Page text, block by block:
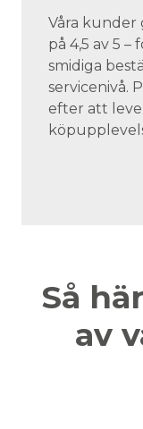
Våra kunder
på 4,5 av 5
smidiga
servicenivå.
efter att
Så
av